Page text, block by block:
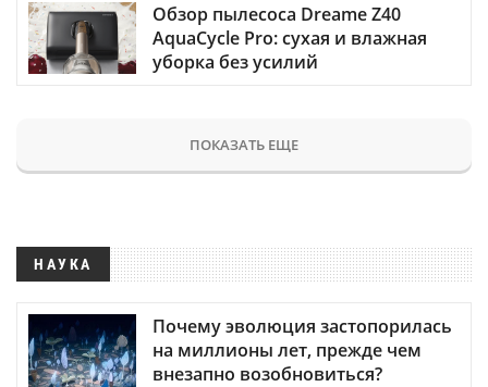
Обзор пылесоса Dreame Z40
AquaCycle Pro: сухая и влажная
уборка без усилий
ПОКАЗАТЬ ЕЩЕ
НАУКА
Почему эволюция застопорилась
на миллионы лет, прежде чем
внезапно возобновиться?